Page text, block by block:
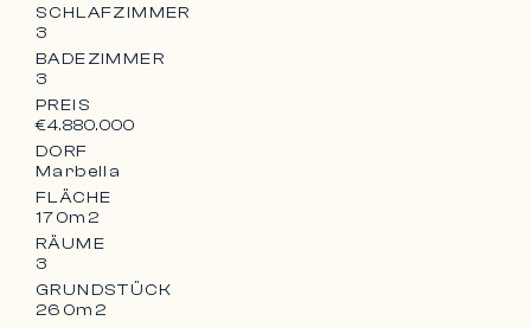
Platz direkt am Strand zu ergattern, wird
dieses Anwesen in Zukunft ganz sicher nur
an Wert gewinnen. Ein großartiges neues
Zuhause und eine kluge Investition für alle,
die eine kurzfristige Anmietung in Erwägung
ziehen.
SCHLAFZIMMER
3
BADEZIMMER
3
PREIS
€4.880.000
DORF
Marbella
FLÄCHE
170m2
RÄUME
3
GRUNDSTÜCK
260m2